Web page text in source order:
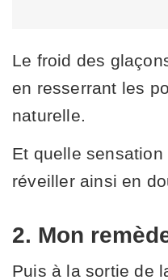
Le froid des
en resserrant les
naturelle.
Et quelle
réveiller ainsi en
2. Mon
Puis à la sortie de